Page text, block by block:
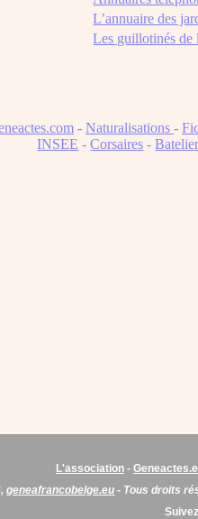
L’annuaire des
Les guillotinés de
- Naturalisations -
INSEE -Corsaires -
L'association -
geneafrancobelge.eu - Tous droits